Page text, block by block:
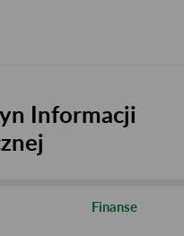
Informacji
Finanse